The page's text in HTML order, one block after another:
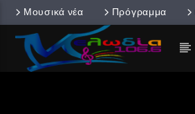
Μουσικά νέα Πρόγραμμα